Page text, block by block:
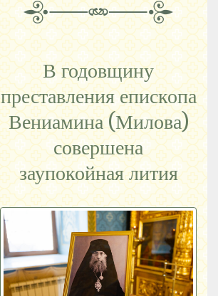
В годовщину
преставления епископа
Вениамина (Милова)
совершена
заупокойная лития